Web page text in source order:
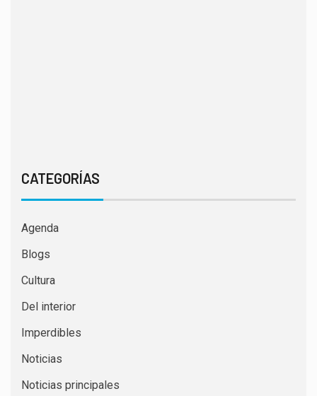
CATEGORÍAS
Agenda
Blogs
Cultura
Del interior
Imperdibles
Noticias
Noticias principales